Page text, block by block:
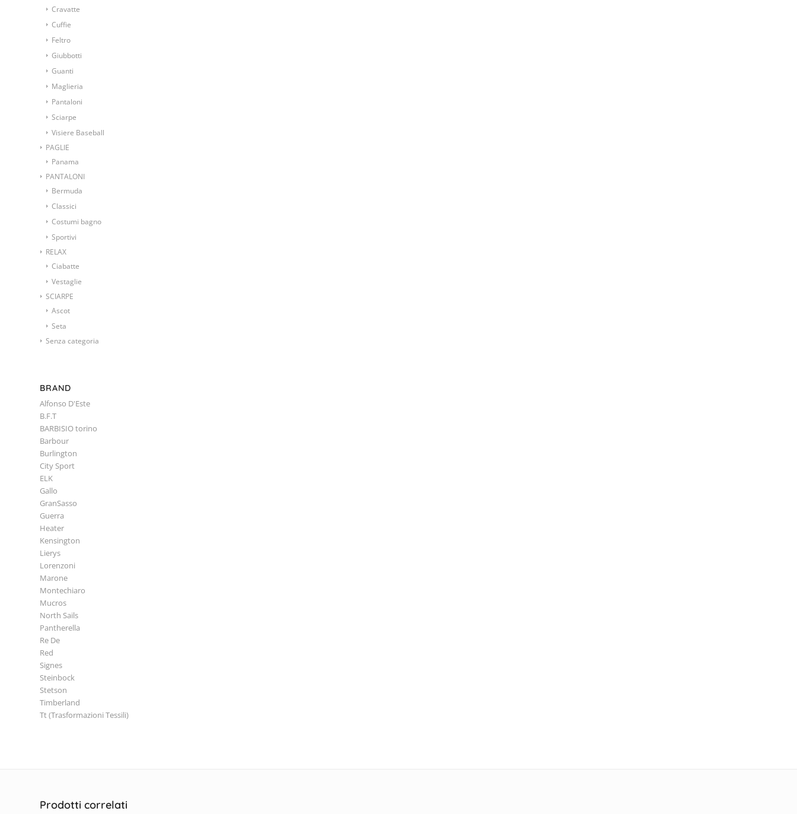
Cravatte
Cuffie
Feltro
Giubbotti
Guanti
Maglieria
Pantaloni
Sciarpe
Visiere Baseball
PAGLIE
Panama
PANTALONI
Bermuda
Classici
Costumi bagno
Sportivi
RELAX
Ciabatte
Vestaglie
SCIARPE
Ascot
Seta
Senza categoria
BRAND
Alfonso D'Este
B.F.T
BARBISIO torino
Barbour
Burlington
City Sport
ELK
Gallo
GranSasso
Guerra
Heater
Kensington
Lierys
Lorenzoni
Marone
Montechiaro
Mucros
North Sails
Pantherella
Re De
Red
Signes
Steinbock
Stetson
Timberland
Tt (Trasformazioni Tessili)
Prodotti correlati